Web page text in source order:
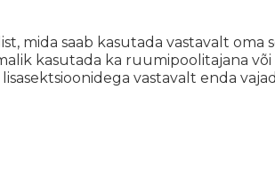
mida saab kasutada vastavalt oma
kasutada ka ruumipoolitajana
vastavalt enda